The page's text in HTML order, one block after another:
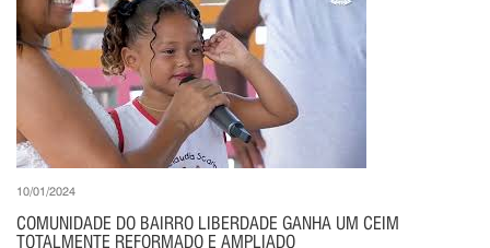
10/01/2024
COMUNIDADE DO BAIRRO LIBERDADE GANHA UM CEIM
TOTALMENTE REFORMADO E AMPLIADO